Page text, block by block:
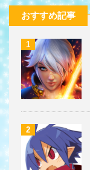
おすすめ記事
1
2